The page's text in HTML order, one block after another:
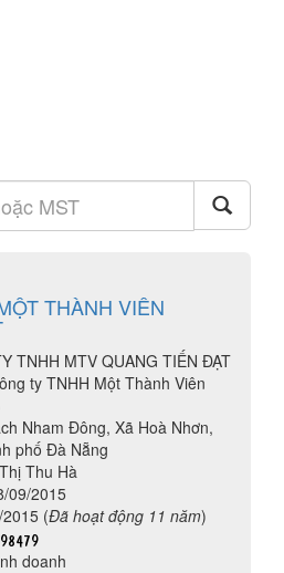
THÀNH VIÊN
TNHH MTV QUANG TIẾN ĐẠT
ty TNHH Một Thành Viên
Nham Đông, Xã Hoà Nhơn,
phố Đà Nẵng
Thu Hà
09/2015
(Đã hoạt động 11 năm)
doanh